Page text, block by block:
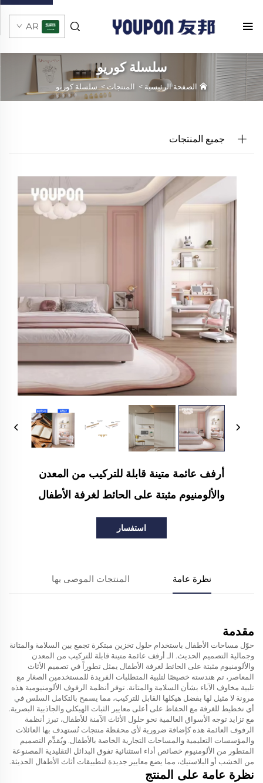
AR
سلسلة كوريو
الصفحة الرئيسية > المنتجات > سلسلة كوريو
جميع المنتجات
أرفف عائمة متينة قابلة للتركيب من المعدن
والألومنيوم مثبتة على الحائط لغرفة الأطفال
استفسار
نظرة عامة المنتجات الموصى بها
مقدمة
حوّل مساحات الأطفال باستخدام حلول تخزين مبتكرة تجمع بين السلامة والمتانة
وجمالية التصميم الحديث. الـ أرفف عائمة متينة قابلة للتركيب من المعدن
والألومنيوم مثبتة على الحائط لغرفة الأطفال يمثل تطوراً في تصميم الأثاث
المعاصر، تم هندسته خصيصًا لتلبية المتطلبات الفريدة للمستخدمين الصغار مع
تلبية مخاوف الآباء بشأن السلامة والمتانة. توفر أنظمة الرفوف الألومنيومية هذه
مرونة لا مثيل لها بفضل هيكلها القابل للتركيب، مما يسمح بالتكامل السلس في
أي تخطيط للغرفة مع الحفاظ على أعلى معايير الثبات الهيكلي والجاذبية البصرية.
مع تزايد توجه الأسواق العالمية نحو حلول الأثاث الآمنة للأطفال، تبرز أنظمة
الرفوف العائمة هذه كإضافة ضرورية لأي محفظة منتجات تُستهدف بها العائلات
والمؤسسات التعليمية والمساحات التجارية الخاصة بالأطفال. ويُقدِّم التصميم
المتطور من الألومنيوم خصائص أداء استثنائية تفوق البدائل التقليدية المصنوعة
من الخشب أو البلاستيك، مما يضع معايير جديدة لتطبيقات أثاث الأطفال الحديثة.
نظرة عامة على المنتج